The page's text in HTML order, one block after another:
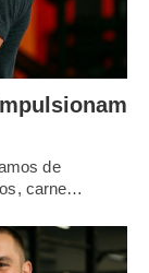
de
carne…